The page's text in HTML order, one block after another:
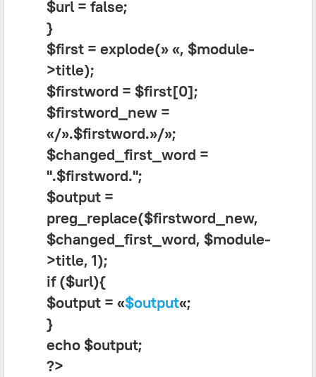
$url = false;
}
$first = explode(» «, $module-
>title);
$firstword = $first[0];
$firstword_new =
«/».$firstword.»/»;
$changed_first_word =
''.$firstword.'';
$output =
preg_replace($firstword_new,
$changed_first_word, $module-
>title, 1);
if ($url){
$output = «$output«;
}
echo $output;
?>